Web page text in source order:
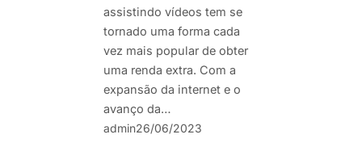
assistindo vídeos tem se
tornado uma forma cada
vez mais popular de obter
uma renda extra. Com a
expansão da internet e o
avanço da…
admin26/06/2023